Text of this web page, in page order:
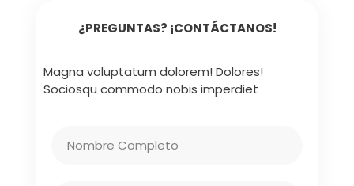
¿PREGUNTAS? ¡CONTÁCTANOS!
Magna voluptatum dolorem! Dolores!
Sociosqu commodo nobis imperdiet